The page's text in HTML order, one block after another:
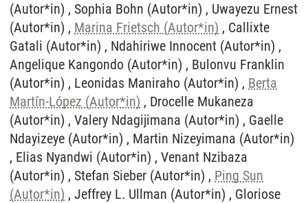
(Autor*in) , Sophia Bohn (Autor*in) , Uwayezu Ernest
(Autor*in) , Marina Frietsch (Autor*in) , Callixte
Gatali (Autor*in) , Ndahiriwe Innocent (Autor*in) ,
Angelique Kangondo (Autor*in) , Bulonvu Franklin
(Autor*in) , Leonidas Maniraho (Autor*in) , Berta
Martín-López (Autor*in) , Drocelle Mukaneza
(Autor*in) , Valery Ndagijimana (Autor*in) , Gaelle
Ndayizeye (Autor*in) , Martin Nizeyimana (Autor*in)
, Elias Nyandwi (Autor*in) , Venant Nzibaza
(Autor*in) , Stefan Sieber (Autor*in) , Ping Sun
(Autor*in) , Jeffrey L. Ullman (Autor*in) , Gloriose